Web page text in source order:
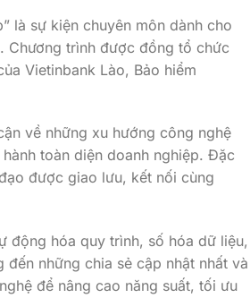
là sự kiện chuyên môn dành cho
Chương trình được đồng tổ chức
Vietinbank Lào, Bảo hiểm
về những xu hướng công nghệ
toàn diện doanh nghiệp. Đặc
được giao lưu, kết nối cùng
động hóa quy trình, số hóa dữ liệu,
những chia sẻ cập nhật nhất và
để nâng cao năng suất, tối ưu